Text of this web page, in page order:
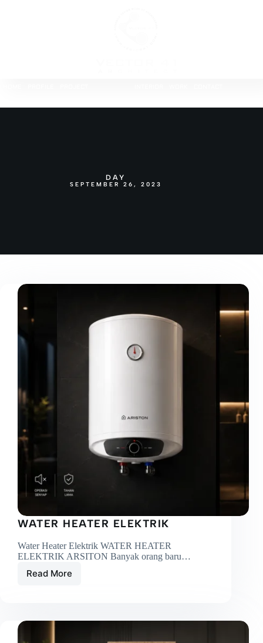
DAY
SEPTEMBER 26, 2023
WATER HEATER ELEKTRIK
Water Heater Elektrik WATER HEATER
ELEKTRIK ARSITON Banyak orang baru…
Read More